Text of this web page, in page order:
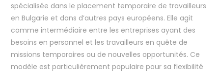
spécialisée dans le placement temporaire de travailleurs
en Bulgarie et dans d’autres pays européens. Elle agit
comme intermédiaire entre les entreprises ayant des
besoins en personnel et les travailleurs en quête de
missions temporaires ou de nouvelles opportunités. Ce
modèle est particulièrement populaire pour sa flexibilité